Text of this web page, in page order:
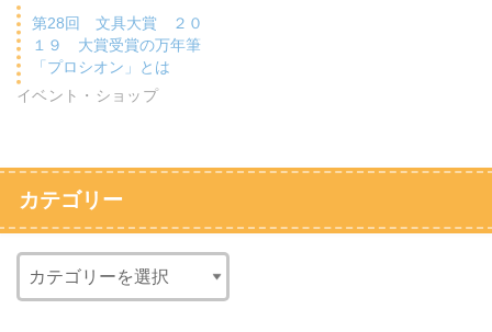
第28回 文具大賞 ２０
１９ 大賞受賞の万年筆
「プロシオン」とは
イベント・ショップ
カテゴリー